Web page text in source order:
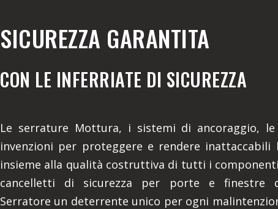
SICUREZZA GARANTITA
CON LE INFERRIATE DI SICUREZZA
Le serrature Mottura, i sistemi di ancoraggio,
invenzioni per proteggere e rendere inattaccabili
insieme alla qualità costruttiva di tutti i
cancelletti di sicurezza per porte e finestre
Serratore un deterrente unico per ogni